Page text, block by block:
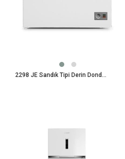
2298 JE Sandık Tipi Derin Dondurucu